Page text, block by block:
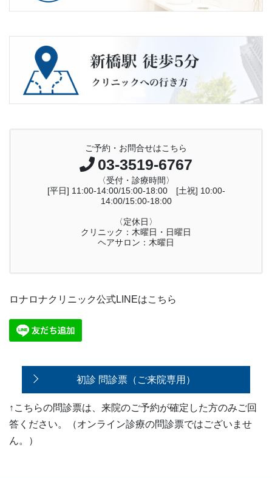
ご予約・お問合せはこちら
03-3519-6767
〈受付・診療時間〉
[平日] 11:00-14:00/15:00-18:00 [土祝] 10:00-
14:00/15:00-18:00
〈定休日〉
クリニック：木曜日・日曜日
ヘアサロン：木曜日
ロナロナクリニック公式LINEはこちら
初診 問診票（ご来院専用）
↑こちらの問診票は、来院のご予約が確定した方のみご回
答ください。（オンライン診療の問診票ではございませ
ん。）